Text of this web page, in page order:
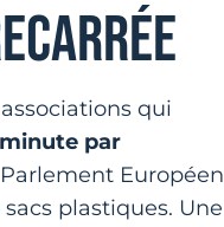
qui
par
Européen
plastiques. Une